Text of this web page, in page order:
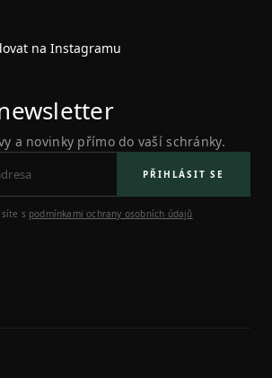
na Instagramu
a novinky přímo do vaší schránky.
PŘIHLÁSIT SE
s podmínkami ochrany osobních údajů